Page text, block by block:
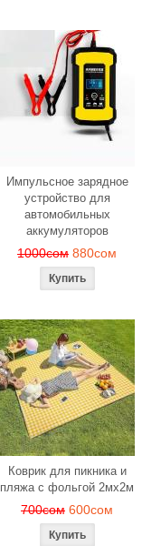
Импульсное зарядное
устройство для
автомобильных
аккумуляторов
1000сом 880сом
Коврик для пикника и
пляжа с фольгой 2мх2м
700сом 600сом